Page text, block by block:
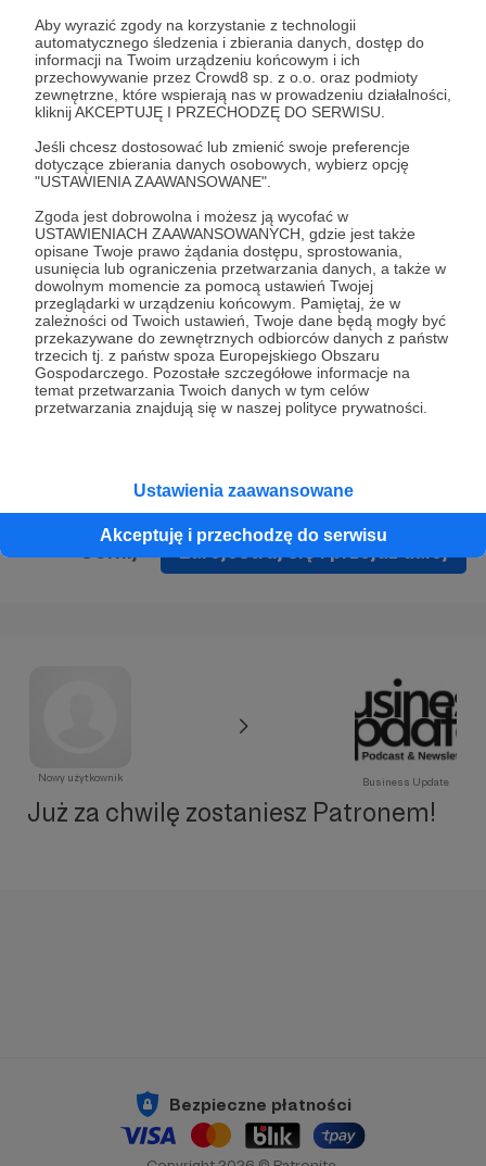
Aby wyrazić zgody na korzystanie z technologii
automatycznego śledzenia i zbierania danych, dostęp do
informacji na Twoim urządzeniu końcowym i ich
przechowywanie przez Crowd8 sp. z o.o. oraz podmioty
zewnętrzne, które wspierają nas w prowadzeniu działalności,
kliknij AKCEPTUJĘ I PRZECHODZĘ DO SERWISU.
Jeśli chcesz dostosować lub zmienić swoje preferencje
dotyczące zbierania danych osobowych, wybierz opcję
"USTAWIENIA ZAAWANSOWANE".
Zgoda jest dobrowolna i możesz ją wycofać w
USTAWIENIACH ZAAWANSOWANYCH, gdzie jest także
opisane Twoje prawo żądania dostępu, sprostowania,
usunięcia lub ograniczenia przetwarzania danych, a także w
dowolnym momencie za pomocą ustawień Twojej
przeglądarki w urządzeniu końcowym. Pamiętaj, że w
zależności od Twoich ustawień, Twoje dane będą mogły być
przekazywane do zewnętrznych odbiorców danych z państw
trzecich tj. z państw spoza Europejskiego Obszaru
Gospodarczego. Pozostałe szczegółowe informacje na
temat przetwarzania Twoich danych w tym celów
przetwarzania znajdują się w naszej polityce prywatności.
Ustawienia zaawansowane
Akceptuję i przechodzę do serwisu
* Zapoznałem się i akceptujęRegulaminserwisu oraz
* Wyrażam zgodę na przetwarzanie moich danych
osobowych podanych w formularzu rejestracyjnym w celu
prawidłowego świadczenia usług serwisu Patronite.
Wyrażam zgodę na otrzymywanie drogą elektroniczną
informacji handlowych - newslettera. Opcja ta może zostać
zmieniona w ustawieniach konta.
Zarejestruj się i przejdź dalej
Nowy użytkownik Business Update
Już za chwilę zostaniesz Patronem!
Bezpieczne płatności